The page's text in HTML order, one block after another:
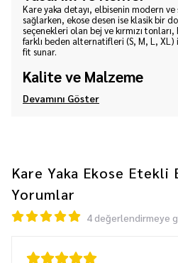
Kare yaka detayı, elbisenin modern ve
sağlarken, ekose desen ise klasik bir
seçenekleri olan bej ve kırmızı
farklı beden alternatifleri (S, M, L,
fit sunar.
Kalite ve Malzeme
Devamını Göster
Kare Yaka Ekose Etekli
Yorumlar
4 değerlendirmeye